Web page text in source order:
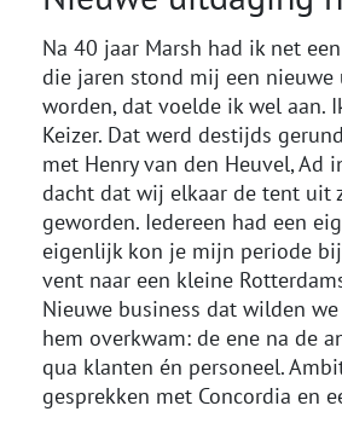
Na 40 jaar Marsh had ik net
die jaren stond mij een
worden, dat voelde ik wel aan.
Keizer. Dat werd destijds
met Henry van den Heuvel, Ad
dacht dat wij elkaar de tent uit
geworden. Iedereen had een
eigenlijk kon je mijn periode
vent naar een kleine
Nieuwe business dat wilden
hem overkwam: de ene na de
qua klanten én personeel.
gesprekken met Concordia en